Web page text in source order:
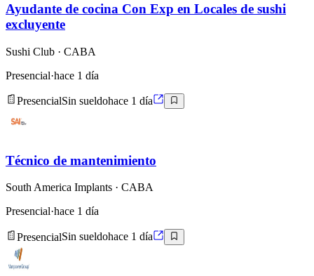
Ayudante de cocina Con Exp en Locales de sushi
excluyente
Sushi Club · CABA
Presencial·hace 1 día
PresencialSin sueldohace 1 día
Técnico de mantenimiento
South America Implants · CABA
Presencial·hace 1 día
PresencialSin sueldohace 1 día